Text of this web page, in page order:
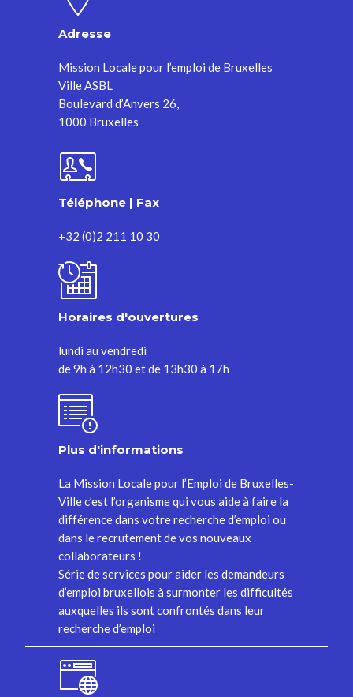
Adresse
Mission Locale pour l’emploi de Bruxelles
Ville ASBL
Boulevard d’Anvers 26,
1000 Bruxelles
Téléphone | Fax
+32 (0)2 211 10 30
Horaires d'ouvertures
lundi au vendredi
de 9h à 12h30 et de 13h30 à 17h
Plus d'informations
La Mission Locale pour l’Emploi de Bruxelles-
Ville c’est l’organisme qui vous aide à faire la
différence dans votre recherche d’emploi ou
dans le recrutement de vos nouveaux
collaborateurs !
Série de services pour aider les demandeurs
d’emploi bruxellois à surmonter les difficultés
auxquelles ils sont confrontés dans leur
recherche d’emploi